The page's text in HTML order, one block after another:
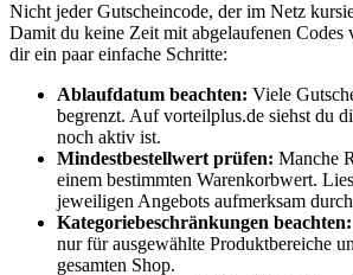
Nicht jeder Gutscheincode, der im Netz
Damit du keine Zeit mit abgelaufenen Codes
dir ein paar einfache Schritte:
Ablaufdatum beachten: Viele
begrenzt. Auf vorteilplus.de siehst du
noch aktiv ist.
Mindestbestellwert prüfen: Manche
einem bestimmten Warenkorbwert.
jeweiligen Angebots aufmerksam
Kategoriebeschränkungen beachten:
nur für ausgewählte Produktbereiche
gesamten Shop.